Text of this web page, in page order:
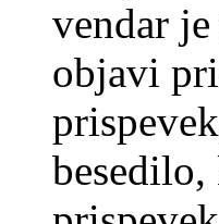
vendar
objavi